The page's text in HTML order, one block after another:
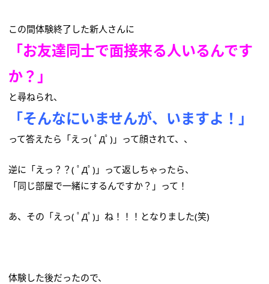
この間体験終了した新人さんに
「お友達同士で面接来る人いるんです
か？」
と尋ねられ、
「そんなにいませんが、いますよ！」
って答えたら「えっ( ﾟДﾟ)」って顔されて、、
逆に「えっ？？( ﾟДﾟ)」って返しちゃったら、
「同じ部屋で一緒にするんですか？」って！
あ、その「えっ( ﾟДﾟ)」ね！！！となりました(笑)
体験した後だったので、